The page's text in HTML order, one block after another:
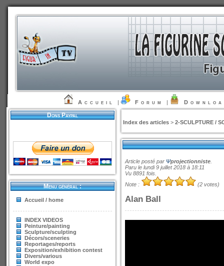
Accueil | Forum |
Dons Paypal
Menu général :
Accueil / home
INDEX VIDEOS
Peinture/painting
Sculpture/sculpting
Décors/sceneries
Reportages/reports
Exposition/exhibition contest
Divers/various
World expo
Index des articles> 2-SCULPTURE /
Article posté par Ψprojectionniste.
Paru le lundi 9 juillet 2018 à 18:11
Vu 8891 fois.
Note :
(2 votes)
Alan Ball